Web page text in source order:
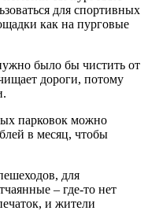
для спортивных
как на пурговые
было бы чистить от
дороги, потому
парковок можно
в месяц, чтобы
для
– где-то нет
и жители